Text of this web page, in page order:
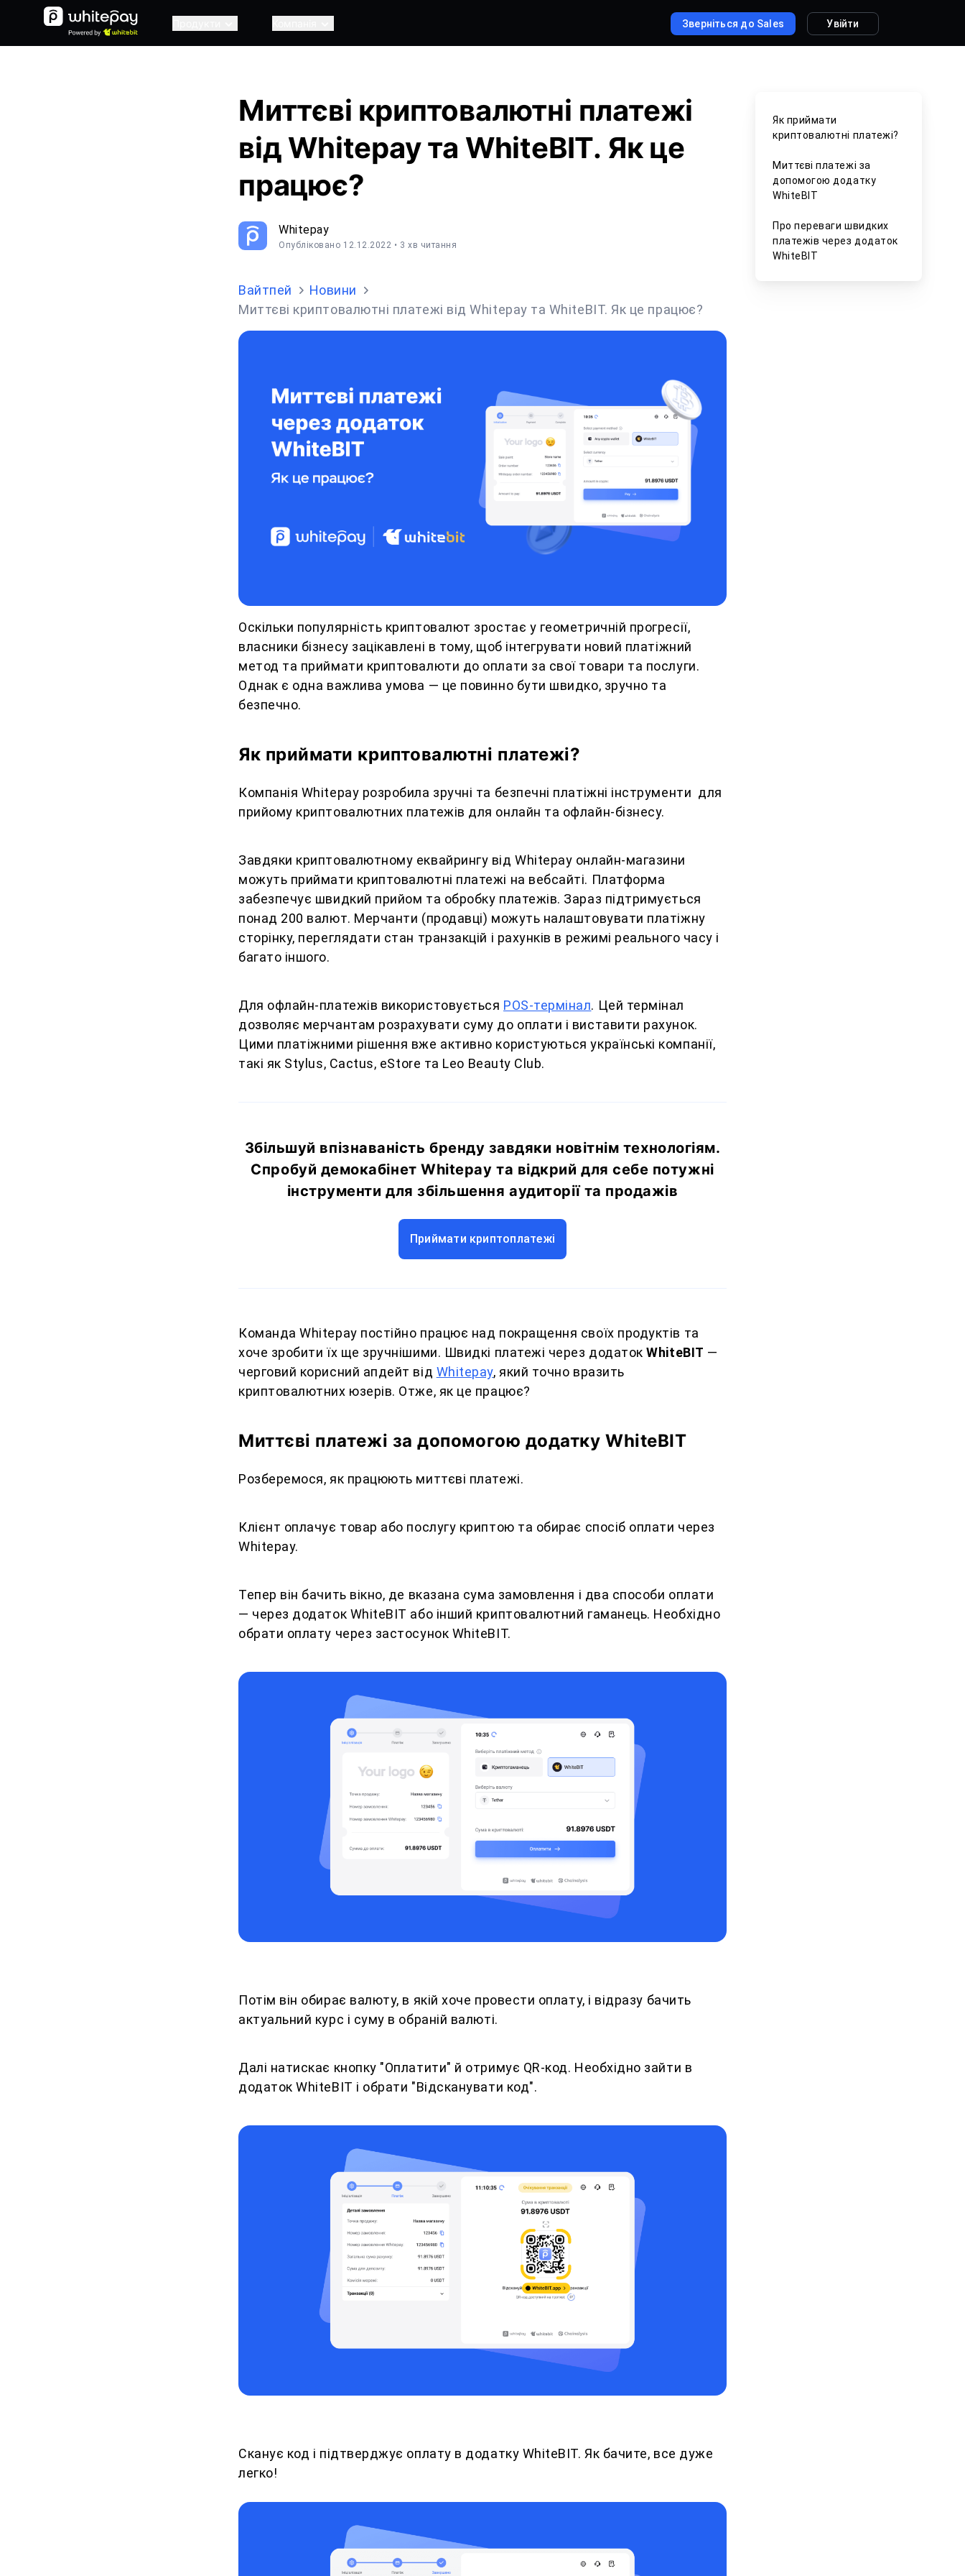
Зверніться до Sales Увійти
Як приймати
криптовалютні платежі?
Миттєві платежі за
допомогою додатку
WhiteBIT
Про переваги швидких
платежів через додаток
WhiteBIT
Миттєві криптовалютні платежі
від Whitepay та WhiteBIT. Як це
працює?
Whitepay
Опубліковано 12.12.2022 • 3 хв читання
Вайтпей
Новини
Миттєві криптовалютні платежі від Whitepay та WhiteBIT. Як це працює?
Оскільки популярність криптовалют зростає у геометричній прогресії,
власники бізнесу зацікавлені в тому, щоб інтегрувати новий платіжний
метод та приймати криптовалюти до оплати за свої товари та послуги.
Однак є одна важлива умова — це повинно бути швидко, зручно та
безпечно.
Як приймати криптовалютні платежі?
Компанія Whitepay розробила зручні та безпечні платіжні інструменти для
прийому криптовалютних платежів для онлайн та офлайн-бізнесу.
Завдяки криптовалютному еквайрингу від Whitepay онлайн-магазини
можуть приймати криптовалютні платежі на вебсайті. Платформа
забезпечує швидкий прийом та обробку платежів. Зараз підтримується
понад 200 валют. Мерчанти (продавці) можуть налаштовувати платіжну
сторінку, переглядати стан транзакцій і рахунків в режимі реального часу і
багато іншого.
Для офлайн-платежів використовується POS-термінал. Цей термінал
дозволяє мерчантам розрахувати суму до оплати і виставити рахунок.
Цими платіжними рішення вже активно користуються українські компанії,
такі як Stylus, Cactus, eStore та Leo Beauty Club.
Збільшуй впізнаваність бренду завдяки новітнім технологіям.
Спробуй демокабінет Whitepay та відкрий для себе потужні
інструменти для збільшення аудиторії та продажів
Приймати криптоплатежі
Команда Whitepay постійно працює над покращення своїх продуктів та
хоче зробити їх ще зручнішими. Швидкі платежі через додатокWhiteBIT —
черговий корисний апдейт від Whitepay, який точно вразить
криптовалютних юзерів. Отже, як це працює?
Миттєві платежі за допомогою додатку WhiteBIT
Розберемося, як працюють миттєві платежі.
Клієнт оплачує товар або послугу криптою та обирає спосіб оплати через
Whitepay.
Тепер він бачить вікно, де вказана сума замовлення і два способи оплати
— через додаток WhiteBIT або інший криптовалютний гаманець. Необхідно
обрати оплату через застосунок WhiteBIT.
Потім він обирає валюту, в якій хоче провести оплату, і відразу бачить
актуальний курс і суму в обраній валюті.
Далі натискає кнопку "Оплатити" й отримує QR-код. Необхідно зайти в
додаток WhiteBIT і обрати "Відсканувати код".
Сканує код і підтверджує оплату в додатку WhiteBIT. Як бачите, все дуже
легко!